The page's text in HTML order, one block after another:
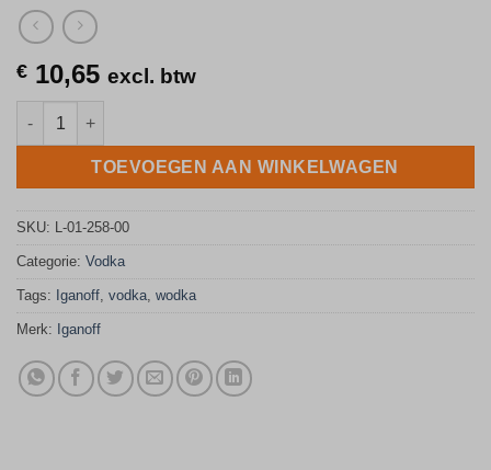
€ 10,65 excl. btw
Iganoff Vodka 1 Liter aantal
TOEVOEGEN AAN WINKELWAGEN
SKU: L-01-258-00
Categorie: Vodka
Tags: Iganoff, vodka, wodka
Merk: Iganoff